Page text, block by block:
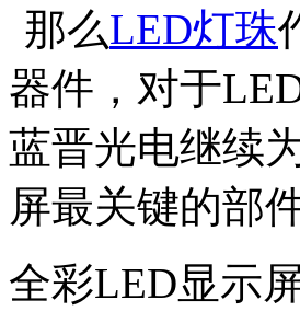
那么LED灯珠
器件，对于
蓝晋光电继续
屏最关键的部
全彩LED显示